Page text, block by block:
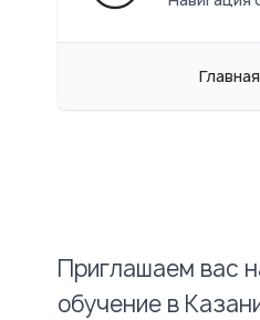
Главная
Приглашаем вас
обучение в